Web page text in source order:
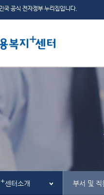
+센터소개 부서 및 직